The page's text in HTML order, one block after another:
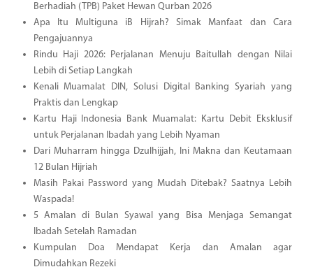
Berhadiah (TPB) Paket Hewan Qurban 2026
Apa Itu Multiguna iB Hijrah? Simak Manfaat dan Cara
Pengajuannya
Rindu Haji 2026: Perjalanan Menuju Baitullah dengan Nilai
Lebih di Setiap Langkah
Kenali Muamalat DIN, Solusi Digital Banking Syariah yang
Praktis dan Lengkap
Kartu Haji Indonesia Bank Muamalat: Kartu Debit Eksklusif
untuk Perjalanan Ibadah yang Lebih Nyaman
Dari Muharram hingga Dzulhijjah, Ini Makna dan Keutamaan
12 Bulan Hijriah
Masih Pakai Password yang Mudah Ditebak? Saatnya Lebih
Waspada!
5 Amalan di Bulan Syawal yang Bisa Menjaga Semangat
Ibadah Setelah Ramadan
Kumpulan Doa Mendapat Kerja dan Amalan agar
Dimudahkan Rezeki